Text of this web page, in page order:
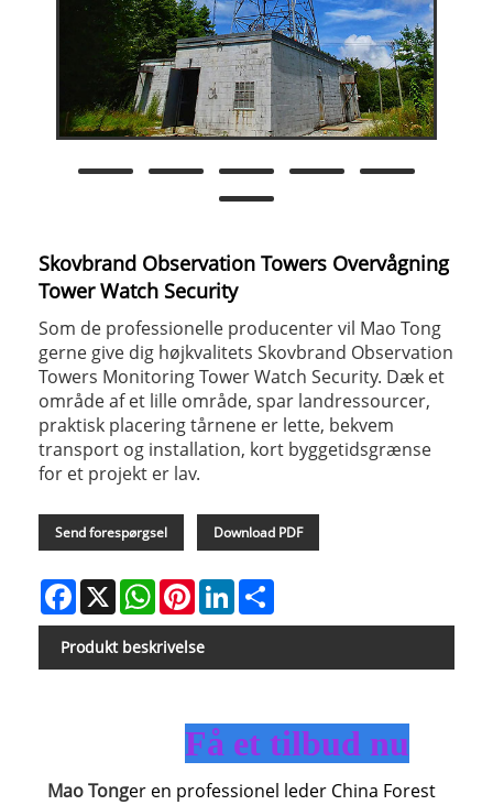
Skovbrand Observation Towers Overvågning
Tower Watch Security
Som de professionelle producenter vil Mao Tong
gerne give dig højkvalitets Skovbrand Observation
Towers Monitoring Tower Watch Security. Dæk et
område af et lille område, spar landressourcer,
praktisk placering tårnene er lette, bekvem
transport og installation, kort byggetidsgrænse
for et projekt er lav.
Send forespørgsel Download PDF
Facebook
X WhatsAppPinterestLinkedIn
Produkt beskrivelse
Få et tilbud nu
Mao Tonger en professionel leder China Forest